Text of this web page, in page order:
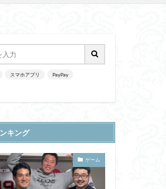
スマホアプリ PayPay
キング
ゲーム